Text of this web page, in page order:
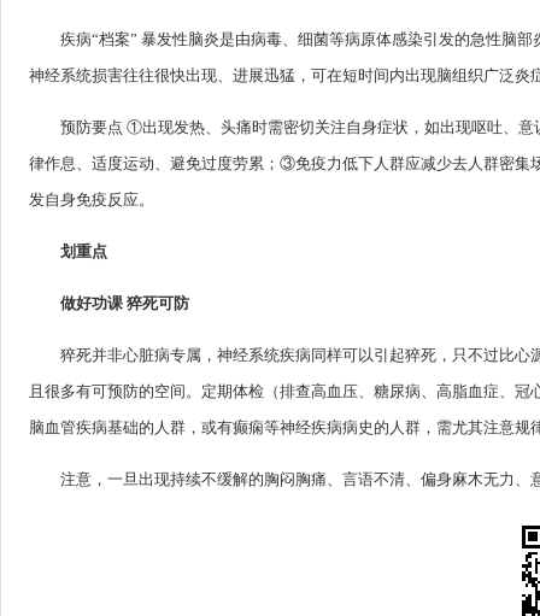
疾病“档案” 暴发性脑炎是由病毒、细菌等病原体感染引发的急性脑
神经系统损害往往很快出现、进展迅猛，可在短时间内出现脑组织广泛
预防要点 ①出现发热、头痛时需密切关注自身症状，如出现呕吐、
律作息、适度运动、避免过度劳累；③免疫力低下人群应减少去人群密
发自身免疫反应。
划重点
做好功课 猝死可防
猝死并非心脏病专属，神经系统疾病同样可以引起猝死，只不过比
且很多有可预防的空间。定期体检（排查高血压、糖尿病、高脂血症、
脑血管疾病基础的人群，或有癫痫等神经疾病病史的人群，需尤其注意规
注意，一旦出现持续不缓解的胸闷胸痛、言语不清、偏身麻木无力